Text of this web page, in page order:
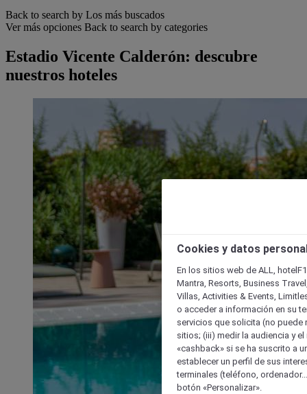
Back to search by Los más buscados
Ver más opciones Back to search by categories
Estadio Vicente Calderón: descubre
nuestros hoteles
Cookies y datos
En los sitios web de ALL,
Mantra, Resorts, Business
Villas, Activities & Events,
o acceder a información en su
servicios que solicita (no puede
sitios; (iii) medir la audiencia y
«cashback» si se ha suscrito a
establecer un perfil de sus
terminales (teléfono,
botón «Personalizar».